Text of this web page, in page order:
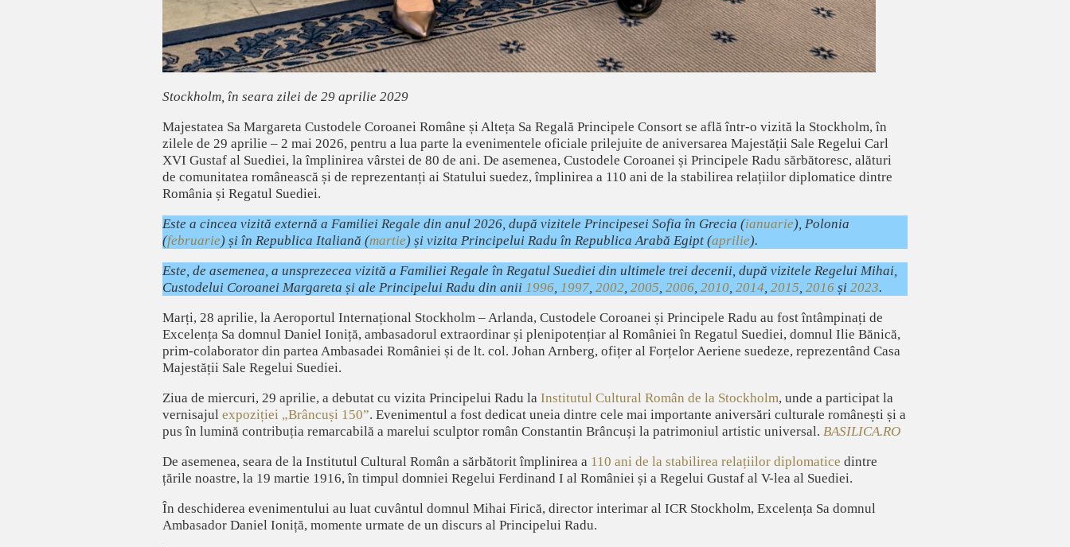
Stockholm, în seara zilei de 29 aprilie 2029
Majestatea Sa Margareta Custodele Coroanei Române și Alteța Sa Regală Principele Consort se află într-o vizită la Stockholm, în
zilele de 29 aprilie – 2 mai 2026, pentru a lua parte la evenimentele oficiale prilejuite de aniversarea Majestății Sale Regelui Carl
XVI Gustaf al Suediei, la împlinirea vârstei de 80 de ani. De asemenea, Custodele Coroanei și Principele Radu sărbătoresc, alături
de comunitatea românească și de reprezentanți ai Statului suedez, împlinirea a 110 ani de la stabilirea relațiilor diplomatice dintre
România și Regatul Suediei.
Este a cincea vizită externă a Familiei Regale din anul 2026, după vizitele Principesei Sofia în Grecia (ianuarie), Polonia
(februarie) și în Republica Italiană (martie) și vizita Principelui Radu în Republica Arabă Egipt (aprilie).
Este, de asemenea, a unsprezecea vizită a Familiei Regale în Regatul Suediei din ultimele trei decenii, după vizitele Regelui Mihai,
Custodelui Coroanei Margareta și ale Principelui Radu din anii 1996, 1997, 2002, 2005, 2006, 2010, 2014, 2015, 2016 și 2023.
Marți, 28 aprilie, la Aeroportul Internațional Stockholm – Arlanda, Custodele Coroanei și Principele Radu au fost întâmpinați de
Excelența Sa domnul Daniel Ioniță, ambasadorul extraordinar și plenipotențiar al României în Regatul Suediei, domnul Ilie Bănică,
prim-colaborator din partea Ambasadei României și de lt. col. Johan Arnberg, ofițer al Forțelor Aeriene suedeze, reprezentând Casa
Majestății Sale Regelui Suediei.
Ziua de miercuri, 29 aprilie, a debutat cu vizita Principelui Radu la Institutul Cultural Român de la Stockholm, unde a participat la
vernisajul expoziției „Brâncuși 150”. Evenimentul a fost dedicat uneia dintre cele mai importante aniversări culturale românești și a
pus în lumină contribuția remarcabilă a marelui sculptor român Constantin Brâncuși la patrimoniul artistic universal. BASILICA.RO
De asemenea, seara de la Institutul Cultural Român a sărbătorit împlinirea a 110 ani de la stabilirea relațiilor diplomatice dintre
țările noastre, la 19 martie 1916, în timpul domniei Regelui Ferdinand I al României și a Regelui Gustaf al V-lea al Suediei.
În deschiderea evenimentului au luat cuvântul domnul Mihai Firică, director interimar al ICR Stockholm, Excelența Sa domnul
Ambasador Daniel Ioniță, momente urmate de un discurs al Principelui Radu.